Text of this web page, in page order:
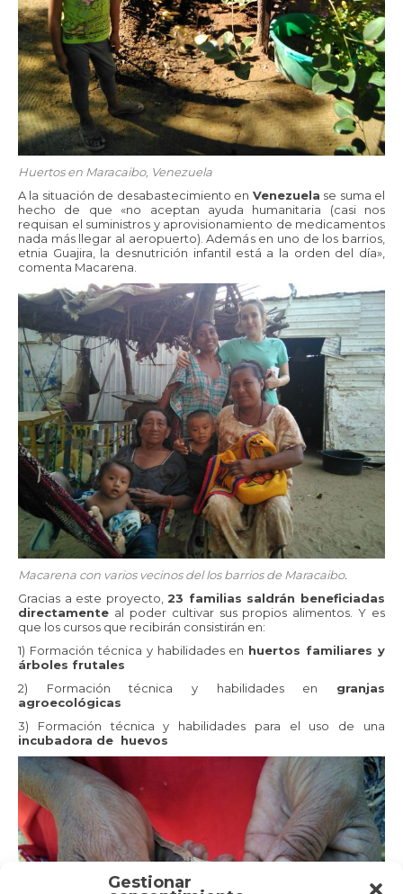
Gestionar
Huertos en Maracaibo, Venezuela
A la situación de desabastecimiento en Venezuela se suma el
hecho de que «no aceptan ayuda humanitaria (casi nos
requisan el suministros y aprovisionamiento de medicamentos
nada más llegar al aeropuerto). Además en uno de los barrios,
etnia Guajira, la desnutrición infantil está a la orden del día»,
comenta Macarena.
Macarena con varios vecinos del los barrios de Maracaibo.
Gracias a este proyecto,23 familias saldrán beneficiadas
directamente al poder cultivar sus propios alimentos. Y es
que los cursos que recibirán consistirán en:
1) Formación técnica y habilidades en huertos familiares y
árboles frutales
2) Formación técnica y habilidades en granjas
agroecológicas
3) Formación técnica y habilidades para el uso de una
incubadora de huevos